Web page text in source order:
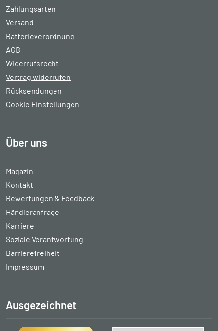
Zahlungsarten
Versand
Batterieverordnung
AGB
Widerrufsrecht
Vertrag widerrufen
Rücksendungen
Cookie Einstellungen
Über uns
Magazin
Kontakt
Bewertungen & Feedback
Händleranfrage
Karriere
Soziale Verantwortung
Barrierefreiheit
Impressum
Ausgezeichnet